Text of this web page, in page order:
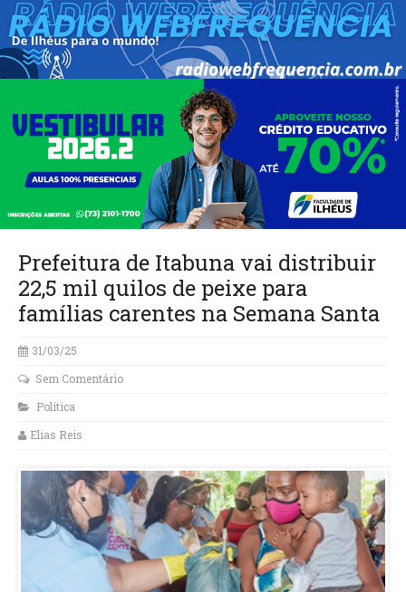
Prefeitura de Itabuna vai distribuir
22,5 mil quilos de peixe para
famílias carentes na Semana Santa
31/03/25
Sem Comentário
Política
Elias Reis